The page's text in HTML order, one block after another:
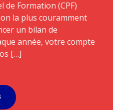
de Formation (CPF)
la plus couramment
un bilan de
année, votre compte
[…]